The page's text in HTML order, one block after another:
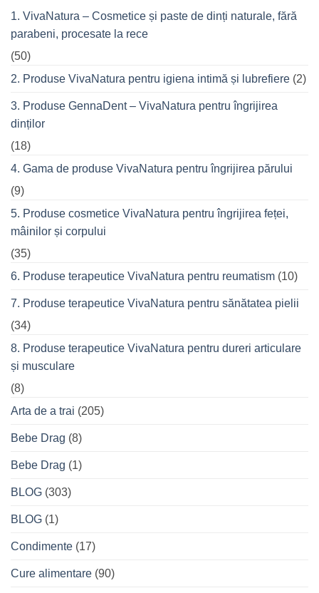
musculare
ale
de
care
cu
în
oraș
1. VivaNatura – Cosmetice și paste de dinți naturale, fără
parabeni, procesate la rece
(50)
2. Produse VivaNatura pentru igiena intimă și lubrefiere (2)
3. Produse GennaDent – VivaNatura pentru îngrijirea
dinților
(18)
4. Gama de produse VivaNatura pentru îngrijirea părului
(9)
5. Produse cosmetice VivaNatura pentru îngrijirea feței,
mâinilor și corpului
(35)
6. Produse terapeutice VivaNatura pentru reumatism (10)
7. Produse terapeutice VivaNatura pentru sănătatea pielii
(34)
8. Produse terapeutice VivaNatura pentru dureri articulare
și musculare
(8)
Arta de a trai (205)
Bebe Drag (8)
Bebe Drag (1)
BLOG (303)
BLOG (1)
Condimente (17)
Cure alimentare (90)